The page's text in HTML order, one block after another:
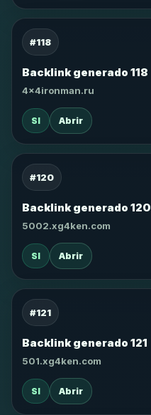
#118
Backlink generado 118
4x4ironman.ru
SI Abrir
#120
Backlink generado 120
5002.xg4ken.com
SI Abrir
#121
Backlink generado 121
501.xg4ken.com
SI Abrir